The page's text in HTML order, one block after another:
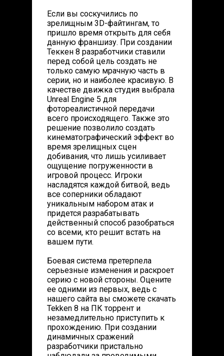
Если вы соскучились по
зрелищным 3D-файтингам, то
пришло время открыть для себя
данную франшизу. При создании
Теккен 8 разработчики ставили
перед собой цель создать не
только самую мрачную часть в
серии, но и наиболее красивую. В
качестве движка студия выбрала
Unreal Engine 5 для
фотореалистичной передачи
всего происходящего. Также это
решение позволило создать
кинематографический эффект во
время зрелищных сцен
добивания, что лишь усиливает
ощущение погруженности в
игровой процесс. Игроки
насладятся каждой битвой, ведь
все соперники обладают
уникальным набором атак и
придется разрабатывать
действенный способ разобраться
со всеми, кто решит встать на
вашем пути.
Боевая система претерпела
серьезные изменения и раскроет
серию с новой стороны. Оцените
ее одними из первых, ведь с
нашего сайта вы сможете скачать
Tekken 8 на ПК торрент и
незамедлительно приступить к
прохождению. При создании
динамичных сражений
разработчики пристально